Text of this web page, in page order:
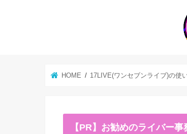
HOME 17LIVE(ワンセブンライブ)の使
【PR】お勧めのライバー事